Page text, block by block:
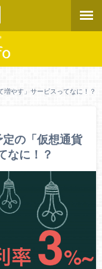
増やす」サービスってなに！？
の「仮想通貨
なに！？